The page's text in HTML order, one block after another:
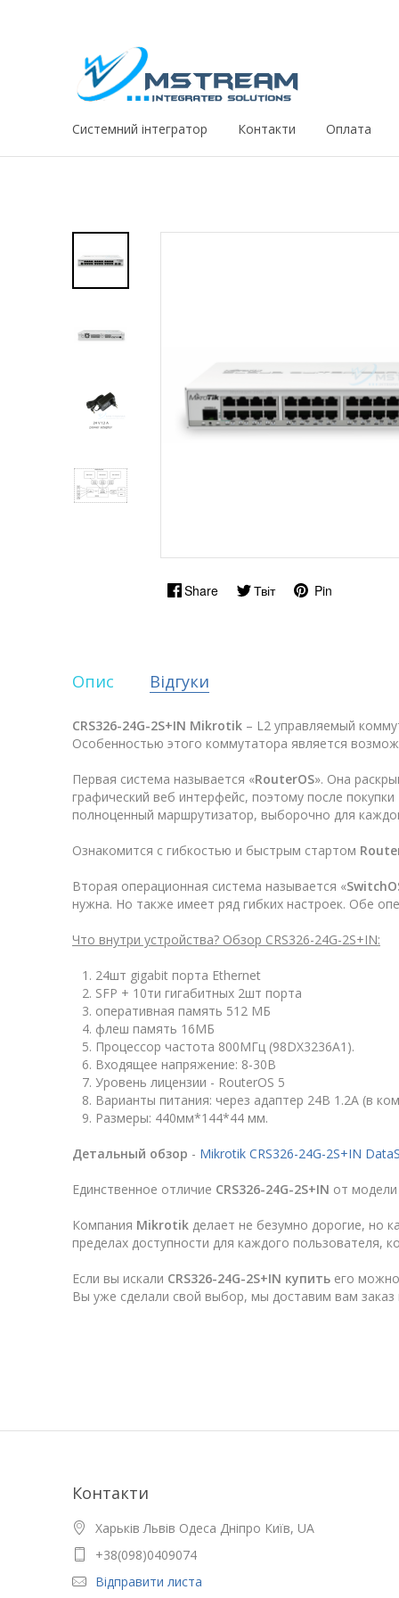
Системний iнтегратор Контакти Оплата
Share Твіт Pin
Опис Відгуки
CRS326-24G-2S+IN Mikrotik – L2 управляемый
Особенностью этого коммутатора является
Первая система называется «RouterOS». Она
графический веб интерфейс, поэтому после покупки
полноценный маршрутизатор, выборочно для
Ознакомится с гибкостью и быстрым стартом
Вторая операционная система называется «
нужна. Но также имеет ряд гибких настроек. Обе
Что внутри устройства? Обзор CRS326-24G-2S+IN:
24шт gigabit порта Ethernet
SFP + 10ти гигабитных 2шт порта
оперативная память 512 МБ
флеш память 16МБ
Процессор частота 800МГц (98DX3236A1).
Входящее напряжение: 8-30В
Уровень лицензии - RouterOS 5
Варианты питания: через адаптер 24В 1.2А (в
Размеры: 440мм*144*44 мм.
Детальный обзор - Mikrotik CRS326-24G-2S+IN
Единственное отличие CRS326-24G-2S+IN от
Компания Mikrotik делает не безумно дорогие, но
пределах доступности для каждого пользователя,
Если вы искали CRS326-24G-2S+IN купить его
Вы уже сделали свой выбор, мы доставим вам
Контакти
Харьків Львів Одеса Дніпро Київ, UA
+38(098)0409074
Відправити листа